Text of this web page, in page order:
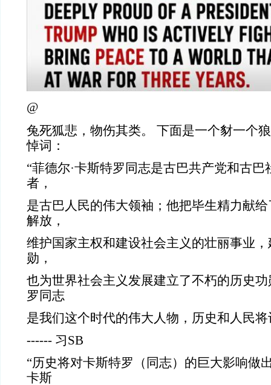
@
兔死狐悲，物伤其类。 下面是一个豺一个
悼词：
“菲德尔·卡斯特罗同志是古巴共产党和古
者，
是古巴人民的伟大领袖；他把毕生精力献
解放，
维护国家主权和建设社会主义的壮丽事业
勋，
也为世界社会主义发展建立了不朽的历史功
罗同志
是我们这个时代的伟大人物，历史和人民将
------ 习SB
“历史将对卡斯特罗（同志）的巨大影响做
卡斯